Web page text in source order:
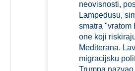
neovisnosti,
Lampedusu,
smatra "vratom
one koji
Mediterana.
migracijsku
Trumpa